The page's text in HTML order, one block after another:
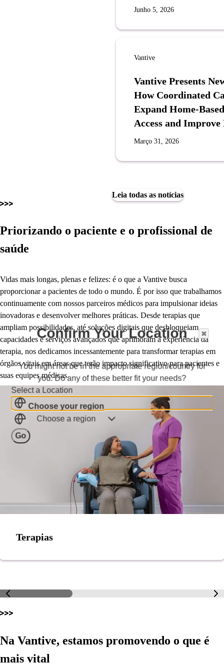
Junho 5, 2026
Vantive
Vantive Presents
How Coordinated
Expand Home-
Access and
Março 31, 2026
Leia todas as notícias
Priorizando o paciente e o profissional de
saúde
Vidas mais longas, plenas e felizes: é o que a Vantive busca
proporcionar a pacientes de todo o mundo. É por isso que trabalhamos
continuamente com nossos parceiros médicos para impulsionar ideias
inovadoras e desenvolver melhores práticas. Desde terapias que
ampliam possibilidades, até soluções digitais que desbloqueiam
capacidades e serviços avançados que aprimoram a experiência da
terapia, nos dedicamos incessantemente para transformar terapias em
órgãos vitais em áreas que terão impacto significativo para pacientes e
suas equipes médicas.
Terapias
Na Vantive, estamos promovendo o que é
mais vital
Confirm Your Location
You might not be in the appropriate region/country for
you. Do any of these better fit your needs?
Select a Location
Choose your region
Choose a region
Go